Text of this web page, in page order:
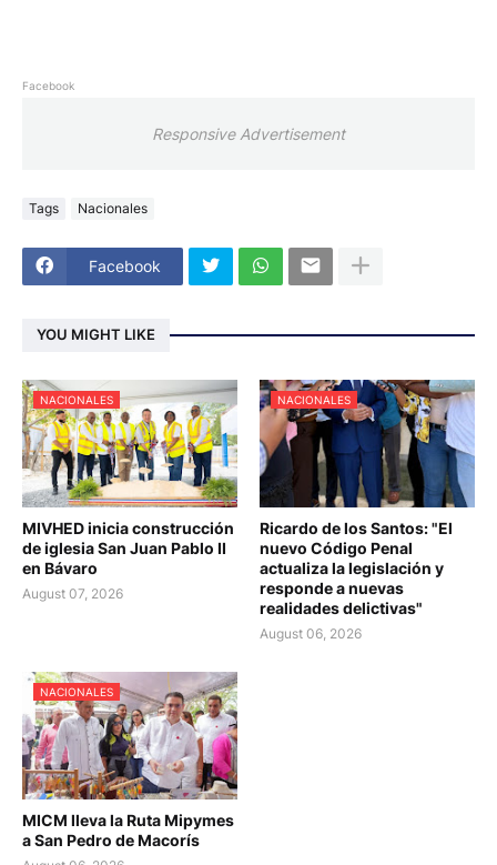
Facebook
Responsive Advertisement
Tags Nacionales
Facebook
YOU MIGHT LIKE
NACIONALES
MIVHED inicia construcción
de iglesia San Juan Pablo II
en Bávaro
August 07, 2026
NACIONALES
Ricardo de los Santos: "El
nuevo Código Penal
actualiza la legislación y
responde a nuevas
realidades delictivas"
August 06, 2026
NACIONALES
MICM lleva la Ruta Mipymes
a San Pedro de Macorís